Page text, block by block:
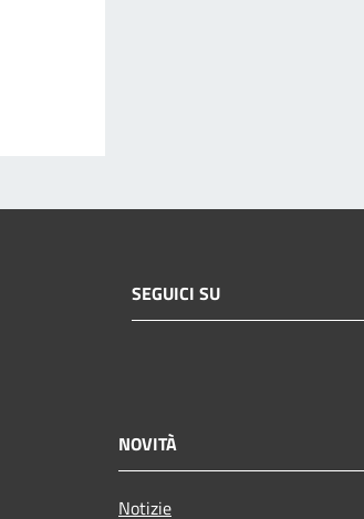
SEGUICI SU
NOVITÀ
Notizie